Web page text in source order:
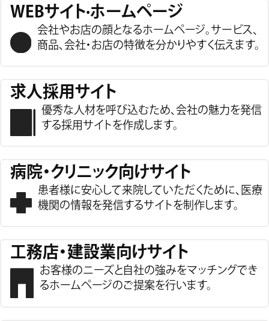
WEBサイト·ホームページ
会社やお店の顔となるホームページ。 サービス、
商品、会社・お店の特徴を分かりやすく伝えます。
求人採用サイト
優秀な人材を呼び込むため、 会社の魅力を発信
する採用サイトを作成します。
病院・クリニック向けサイト
患者様に安心して来院していただくために、 医療
機関の情報を発信するサイトを制作します。
工務店・建設業向けサイト
お客様のニーズと自社の強みをマッチングでき
るホームページのご提案を行います。